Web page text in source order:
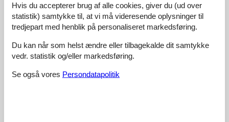
Kommentarer
1 vurdering har kommentar på dansk.
8 voksne
0 børn
0 husdyr
7
2023 april
Huset er dårlig vedligeholdt
Hvis du accepterer brug af alle cookies, giver du (ud over
statistik) samtykke til, at vi må videresende oplysninger til
tredjepart med henblik på personaliseret markedsføring.
Du kan når som helst ændre eller tilbagekalde dit samtykke
vedr. statistik og/eller markedsføring.
Se også vores Persondatapolitik